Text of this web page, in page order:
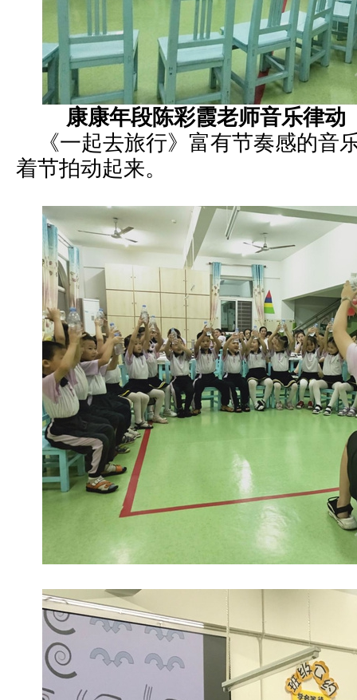
康康年段陈彩霞老师音乐律动
《一起去旅行》富有节奏感的音
着节拍动起来。